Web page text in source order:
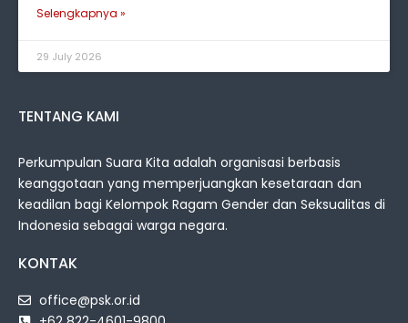
Selengkapnya »
29 July 2026
TENTANG KAMI
Perkumpulan Suara Kita adalah organisasi berbasis
keanggotaan yang memperjuangkan kesetaraan dan
keadilan bagi Kelompok Ragam Gender dan Seksualitas di
Indonesia sebagai warga negara.
KONTAK
office@psk.or.id